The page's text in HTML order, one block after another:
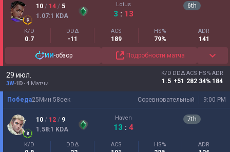
10 / 14 / 5
1.07:1 KDA
Lotus
3 : 13
6th
K/D
0.7
DDΔ
-11
ACS
189
HS%
79%
ADR
141
ИИ-обзор Подробности матча
29 июл.
3W-1D 4 Матчи
K/D
1.5
DDΔ
+51
ACS
282
HS%
34%
ADR
184
Соревновательный 9:00 PM
Победа25Мин 58сек
10 / 12 / 9
1.58:1 KDA
Haven
13 : 4
7th
K/D DDΔ ACS HS% ADR